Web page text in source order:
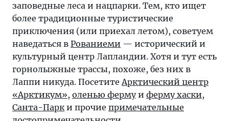
заповедные леса и нацпарки. Тем, кто ищет
более традиционные туристические
приключения (или приехал летом), советуем
наведаться в Рованиеми — исторический и
культурный центр Лапландии. Хотя и тут есть
горнолыжные трассы, похоже, без них в
Лаппи никуда. ПосетитеАрктический центр
«Арктикум», оленью фермуи ферму хаски,
Санта-Парки прочие примечательные